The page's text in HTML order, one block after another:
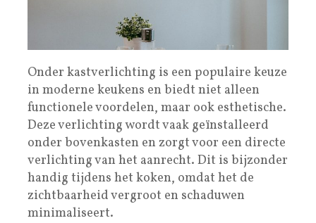
Onder kastverlichting is een populaire keuze
in moderne keukens en biedt niet alleen
functionele voordelen, maar ook esthetische.
Deze verlichting wordt vaak geïnstalleerd
onder bovenkasten en zorgt voor een directe
verlichting van het aanrecht. Dit is bijzonder
handig tijdens het koken, omdat het de
zichtbaarheid vergroot en schaduwen
minimaliseert.